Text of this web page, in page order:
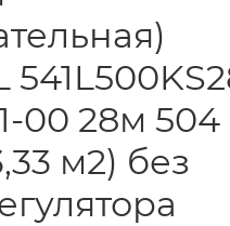
00 28м 504
м2) без